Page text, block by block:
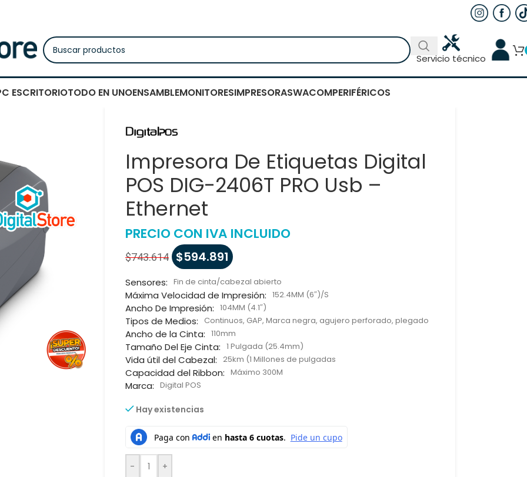
Servicio técnico
ESCRITORIOTODO EN UNOENSAMBLEMONITORESIMPRESORASWACOMPERIFÉRICOS
Impresora De Etiquetas Digital
POS DIG-2406T PRO Usb –
Ethernet
PRECIO CON IVA INCLUIDO
$743.614 $594.891
Sensores: Fin de cinta/cabezal abierto
Máxima Velocidad de Impresión: 152.4MM (6″)/S
Ancho De Impresión: 104MM (4.1″)
Tipos de Medios: Continuos, GAP, Marca negra, agujero perforado, plegado
Ancho de la Cinta: 110mm
Tamaño Del Eje Cinta: 1 Pulgada (25.4mm)
Vida útil del Cabezal: 25km (1 Millones de pulgadas
Capacidad del Ribbon: Máximo 300M
Marca: Digital POS
Hay existencias
- +